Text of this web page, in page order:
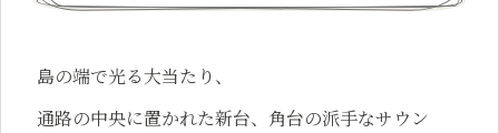
島の端で光る大当たり、
通路の中央に置かれた新台、角台の派手なサウン